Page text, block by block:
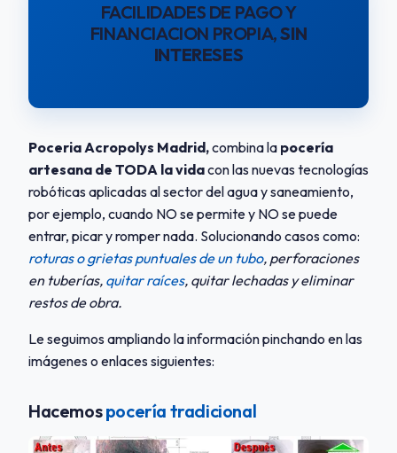
FACILIDADES DE PAGO Y
FINANCIACION PROPIA,SIN
INTERESES
Poceria Acropolys Madrid,combina la pocería
artesana de TODA la vidacon las nuevas tecnologías
robóticas aplicadas al sector del agua y saneamiento,
por ejemplo, cuando NO se permite y NO se puede
entrar, picar y romper nada. Solucionando casos como:
roturas o grietas puntuales de un tubo, perforaciones
en tuberías, quitar raíces, quitar lechadas y eliminar
restos de obra.
Le seguimos ampliando la información pinchando en las
imágenes o enlaces siguientes:
Hacemospocería tradicional